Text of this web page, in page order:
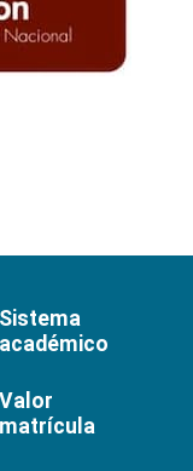
Sistema
académico
Valor
matrícula